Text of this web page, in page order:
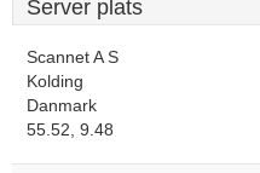
Server plats
Scannet A S
Kolding
Danmark
55.52, 9.48